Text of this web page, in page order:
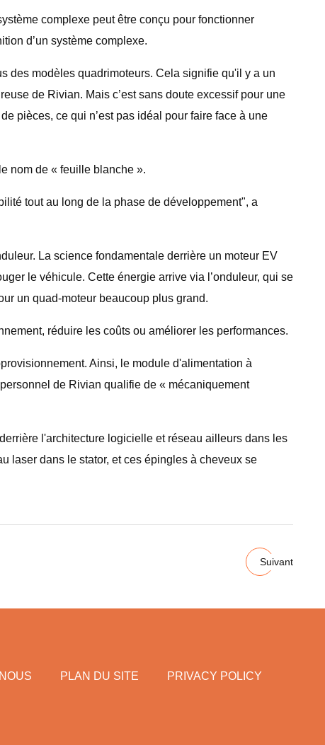
complexe peut être conçu pour fonctionner
d’un système complexe.
des modèles quadrimoteurs. Cela signifie qu'il y a un
de Rivian. Mais c’est sans doute excessif pour une
pièces, ce qui n’est pas idéal pour faire face à une
nom de « feuille blanche ».
tout au long de la phase de développement", a
La science fondamentale derrière un moteur EV
le véhicule. Cette énergie arrive via l’onduleur, qui se
un quad-moteur beaucoup plus grand.
réduire les coûts ou améliorer les performances.
Ainsi, le module d'alimentation à
de Rivian qualifie de « mécaniquement
l'architecture logicielle et réseau ailleurs dans les
laser dans le stator, et ces épingles à cheveux se
Suivant
PLAN DU SITE PRIVACY POLICY